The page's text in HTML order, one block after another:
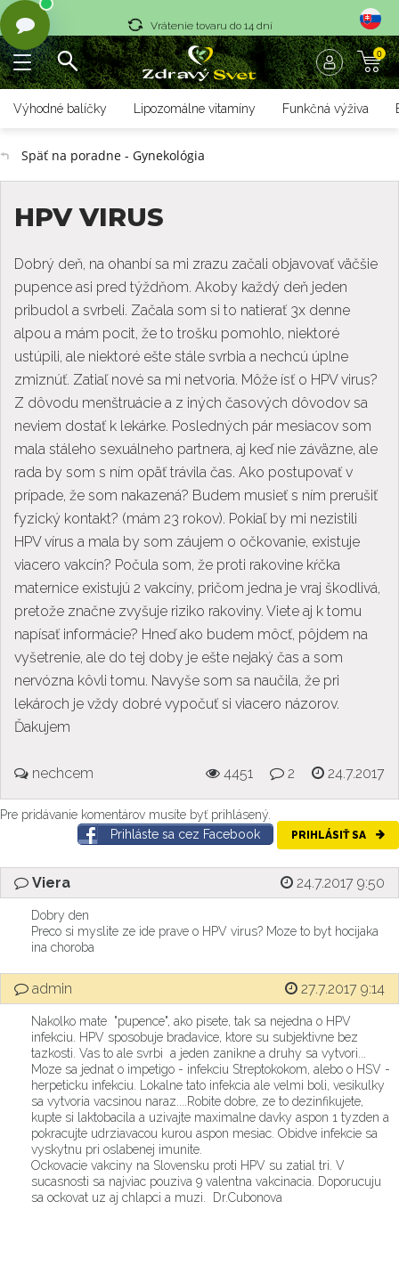
Rýchle dodanie <36 hod 0
Výhodné balíčky Lipozomálne vitamíny Funkčná výživa
Späť na poradne - Gynekológia
HPV VIRUS
Dobrý deň, na ohanbí sa mi zrazu začali objavovať väčšie
pupence asi pred týždňom. Akoby každý deň jeden
pribudol a svrbeli. Začala som si to natierať 3x denne
alpou a mám pocit, že to trošku pomohlo, niektoré
ustúpili, ale niektoré ešte stále svrbia a nechcú úplne
zmiznúť. Zatiaľ nové sa mi netvoria. Môže ísť o HPV virus?
Z dôvodu menštruácie a z iných časových dôvodov sa
neviem dostať k lekárke. Posledných pár mesiacov som
mala stáleho sexuálneho partnera, aj keď nie záväzne, ale
rada by som s ním opäť trávila čas. Ako postupovať v
prípade, že som nakazená? Budem musieť s ním prerušiť
fyzický kontakt? (mám 23 rokov). Pokiaľ by mi nezistili
HPV vírus a mala by som záujem o očkovanie, existuje
viacero vakcín? Počula som, že proti rakovine kŕčka
maternice existujú 2 vakcíny, pričom jedna je vraj škodlivá,
pretože značne zvyšuje riziko rakoviny. Viete aj k tomu
napísať informácie? Hneď ako budem môcť, pôjdem na
vyšetrenie, ale do tej doby je ešte nejaký čas a som
nervózna kôvli tomu. Navyše som sa naučila, že pri
lekároch je vždy dobré vypočuť si viacero názorov.
Ďakujem
nechcem 4451 2 24.7.2017
Pre pridávanie komentárov musíte byť prihlásený.
Prihláste sa cez Facebook
PRIHLÁSIŤ SA
Viera 24.7.2017 9:50
Dobry den
Preco si myslite ze ide prave o HPV virus? Moze to byt hocijaka
ina choroba
admin 27.7.2017 9:14
Nakolko mate "pupence", ako pisete, tak sa nejedna o HPV
infekciu. HPV sposobuje bradavice, ktore su subjektivne bez
tazkosti. Vas to ale svrbi a jeden zanikne a druhy sa vytvori...
Moze sa jednat o impetigo - infekciu Streptokokom, alebo o HSV -
herpeticku infekciu. Lokalne tato infekcia ale velmi boli, vesikulky
sa vytvoria vacsinou naraz....Robite dobre, ze to dezinfikujete,
kupte si laktobacila a uzivajte maximalne davky aspon 1 tyzden a
pokracujte udrziavacou kurou aspon mesiac. Obidve infekcie sa
vyskytnu pri oslabenej imunite.
Ockovacie vakciny na Slovensku proti HPV su zatial tri. V
sucasnosti sa najviac pouziva 9 valentna vakcinacia. Doporucuju
sa ockovat uz aj chlapci a muzi. Dr.Cubonova